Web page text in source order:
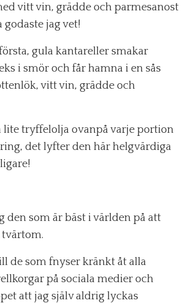
vitt vin, grädde och parmesanost
jag vet!
gula kantareller smakar
i smör och får hamna i en sås
vitt vin, grädde och
lite tryffelolja ovanpå varje portion
det lyfter den här helgvärdiga
den som är bäst i världen på att
de som fnyser kränkt åt alla
på sociala medier och
att jag själv aldrig lyckas